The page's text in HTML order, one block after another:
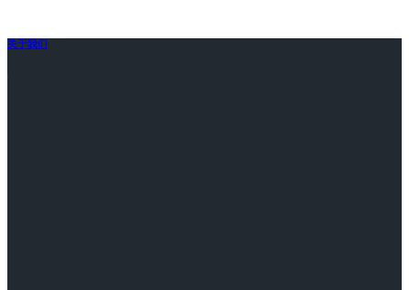
关于我们